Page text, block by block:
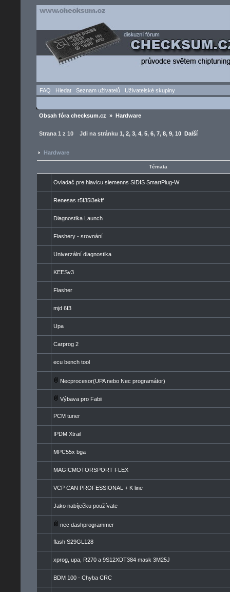
FAQ Hledat Seznam uživatelů Uživatelské skupiny
Obsah fóra checksum.cz » Hardware
Strana 1 z 10 Jdi na stránku 1, 2, 3, 4, 5, 6, 7, 8, 9, 10 Další
Hardware
Témata
Ovladač pre hlavicu siemenns SIDIS SmartPlug-W
Renesas r5f35l3ekff
Diagnostika Launch
Flashery - srovnání
Univerzální diagnostika
KEESv3
Flasher
mjd 6f3
Upa
Carprog 2
ecu bench tool
Necprocesor(UPA nebo Nec programátor)
Výbava pro Fabii
PCM tuner
IPDM Xtrail
MPC55x bga
MAGICMOTORSPORT FLEX
VCP CAN PROFESSIONAL + K line
Jako nabíječku používate
nec dashprogrammer
flash S29GL128
xprog, upa, R270 a 9S12XDT384 mask 3M25J
BDM 100 - Chyba CRC